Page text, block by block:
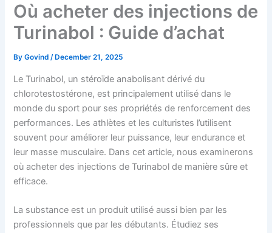
Où acheter des injections de
Turinabol : Guide d’achat
ByGovind/ December 21, 2025
Le Turinabol, un stéroïde anabolisant dérivé du
chlorotestostérone, est principalement utilisé dans le
monde du sport pour ses propriétés de renforcement des
performances. Les athlètes et les culturistes l’utilisent
souvent pour améliorer leur puissance, leur endurance et
leur masse musculaire. Dans cet article, nous examinerons
où acheter des injections de Turinabol de manière sûre et
efficace.
La substance est un produit utilisé aussi bien par les
professionnels que par les débutants. Étudiez ses